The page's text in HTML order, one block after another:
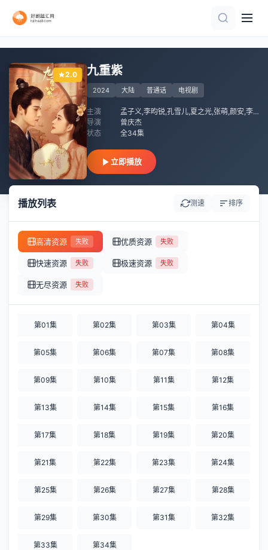
2.0 九重紫
2024 大陆 普通话 电视剧
主演
孟子义,李昀锐,孔雪儿,夏之光,张萌,颜安,李百惠,高上淇,李欣泽,全伊伦,朱俊麟
导演
曾庆杰
状态
全34集
立即播放
播放列表 测速 排序
高清资源 失败 优质资源 失败
快速资源 失败 极速资源 失败
无尽资源 失败
第01集 第02集 第03集 第04集
第05集 第06集 第07集 第08集
第09集 第10集 第11集 第12集
第13集 第14集 第15集 第16集
第17集 第18集 第19集 第20集
第21集 第22集 第23集 第24集
第25集 第26集 第27集 第28集
第29集 第30集 第31集 第32集
第33集 第34集
已完结
更新至35集
更新至06集
全集
全集
全集
已完结
全集
全集
第6集